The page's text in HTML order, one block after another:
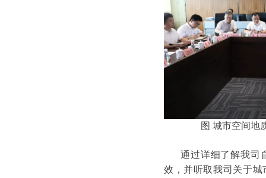
图 城市空间地
通过详细了解我司
效，并听取我司关于